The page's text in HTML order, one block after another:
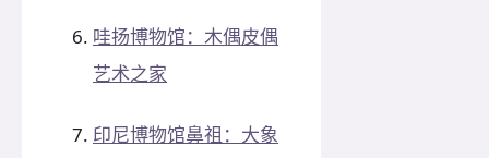
哇扬博物馆：木偶皮偶
艺术之家
印尼博物馆鼻祖：大象